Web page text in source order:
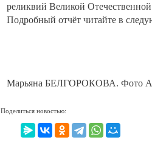
реликвий Великой
Подробный отчёт читайте в
Марьяна БЕЛГОРОКОВА. Фото
Поделиться новостью: